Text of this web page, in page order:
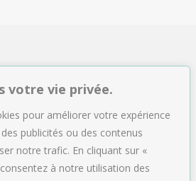
votre vie privée.
pour améliorer votre expérience
publicités ou des contenus
notre trafic. En cliquant sur «
à notre utilisation des
NDAVOCATS Associés
Tél : 01.47.04.09.43
Email :accueil@ndavocats.fr